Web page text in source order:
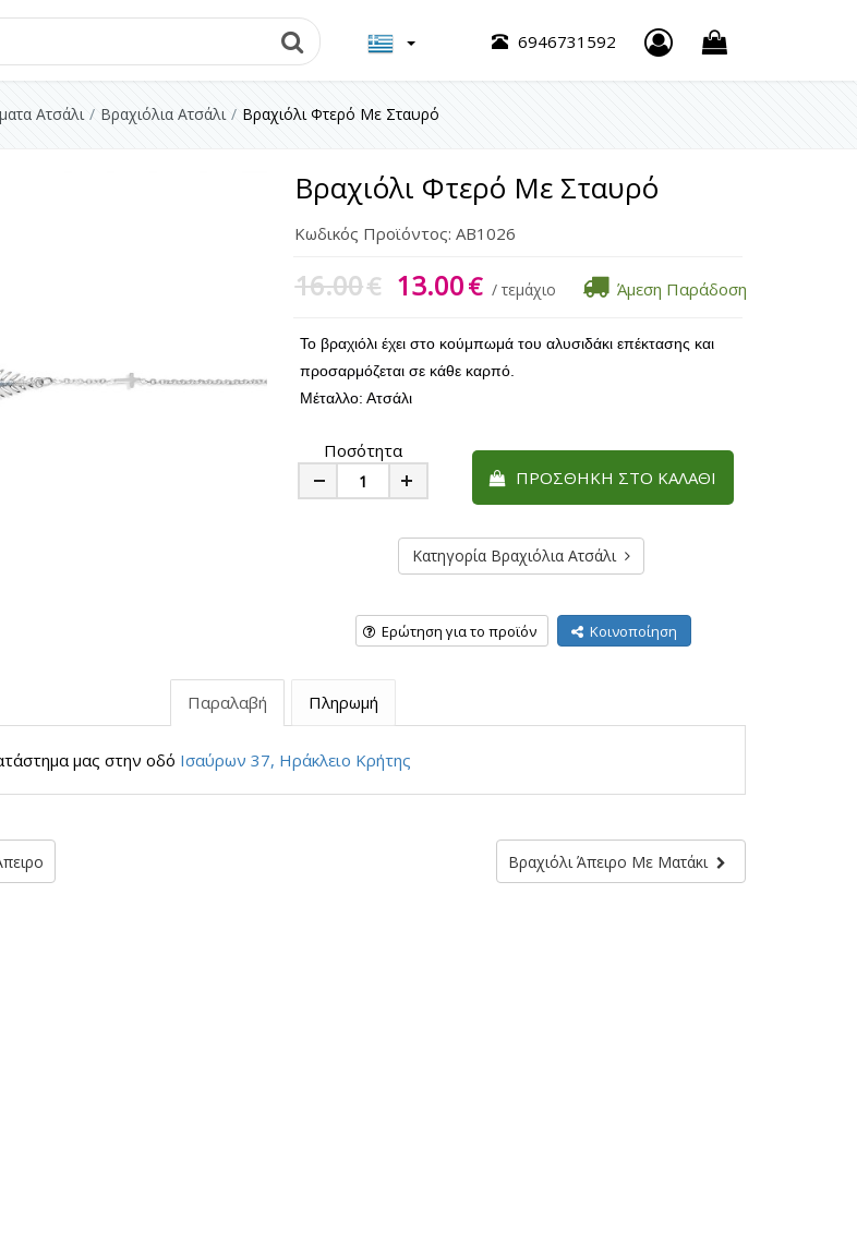
6946731592
Search
Ατσάλι Βραχιόλια Ατσάλι Βραχιόλι Φτερό Με Σταυρό
Βραχιόλι Φτερό Με Σταυρό
Κωδικός Προϊόντος:AB1026
16.00€ 13.00€ / τεμάχιο Άμεση Παράδοση
Το βραχιόλι έχει στο κούμπωμά του αλυσιδάκι επέκτασης και
προσαρμόζεται σε κάθε καρπό.
Μέταλλο: Ατσάλι
Ποσότητα
Plus
ΠΡΟΣΘΉΚΗ ΣΤΟ ΚΑΛΆΘΙ
Κατηγορία Βραχιόλια Ατσάλι
Ερώτηση για το προϊόν Κοινοποίηση
Παραλαβή Πληρωμή
μας στην οδό Ισαύρων 37, Ηράκλειο Κρήτης
Βραχιόλι Άπειρο Με Ματάκι